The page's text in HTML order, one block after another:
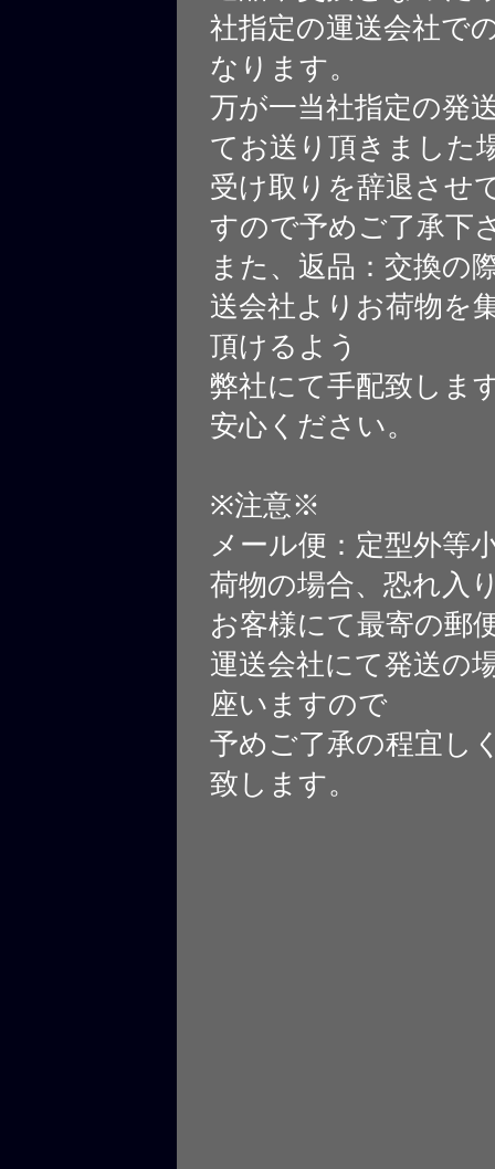
社指定の運送会社で
なります。
万が一当社指定の発
てお送り頂きました
受け取りを辞退させ
すので予めご了承下
また、返品：交換の
送会社よりお荷物を
頂けるよう
弊社にて手配致しま
安心ください。
※注意※
メール便：定型外等
荷物の場合、恐れ入
お客様にて最寄の郵
運送会社にて発送の
座いますので
予めご了承の程宜し
致します。